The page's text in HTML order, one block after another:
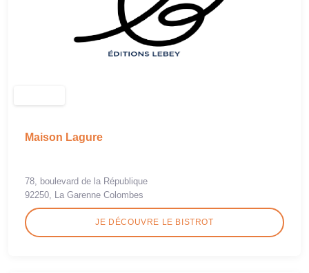
Maison Lagure
78, boulevard de la République
92250, La Garenne Colombes
JE DÉCOUVRE LE BISTROT